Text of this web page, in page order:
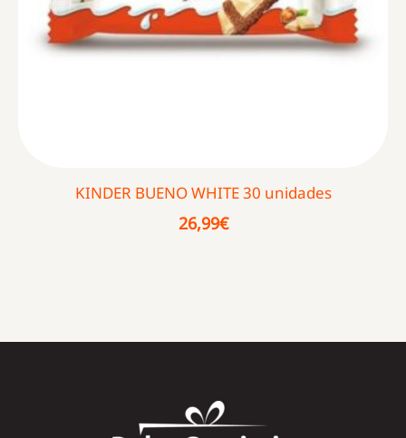
KINDER BUENO WHITE 30 unidades
26,99€